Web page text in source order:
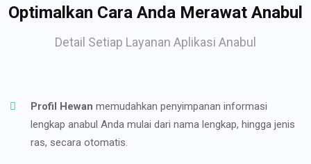
Optimalkan Cara Anda Merawat Anabul
Detail Setiap Layanan Aplikasi Anabul
Profil Hewan memudahkan penyimpanan informasi
lengkap anabul Anda mulai dari nama lengkap, hingga jenis
ras, secara otomatis.